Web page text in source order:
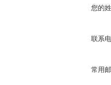
您的
联系
常用